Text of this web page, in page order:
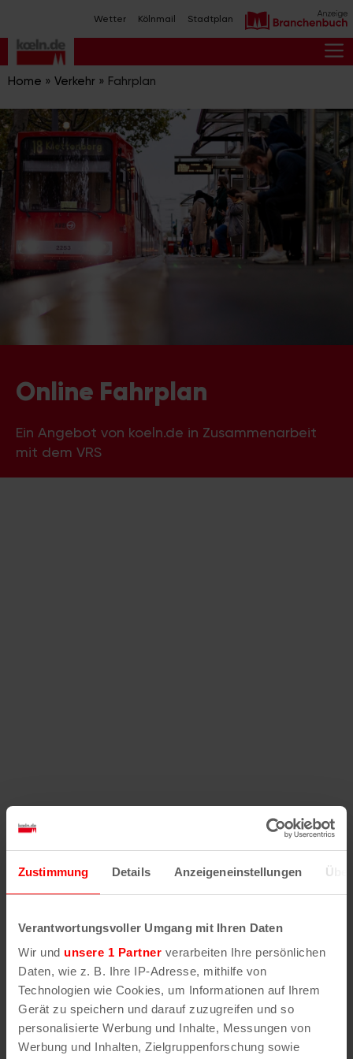
Zustimmung Details Anzeigeneinstellungen
Verantwortungsvoller Umgang mit Ihren Daten
Wir und unsere 1 Partner verarbeiten Ihre persönlichen
Daten, wie z. B. Ihre IP-Adresse, mithilfe von
Technologien wie Cookies, um Informationen auf Ihrem
Gerät zu speichern und darauf zuzugreifen und so
personalisierte Werbung und Inhalte, Messungen von
Werbung und Inhalten, Zielgruppenforschung sowie
Inhalt
springen
Wetter Kölnmail Stadtplan
Home » Verkehr » Fahrplan
Online Fahrplan
Ein Angebot von koeln.de in Zusammenarbeit
mit dem VRS